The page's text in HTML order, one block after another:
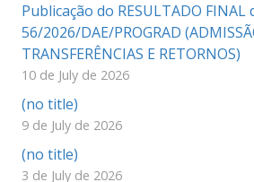
Publicação do RESULTADO FINAL
56/2026/DAE/PROGRAD
TRANSFERÊNCIAS E RETORNOS)
10 de July de 2026
(no title)
9 de July de 2026
(no title)
3 de July de 2026